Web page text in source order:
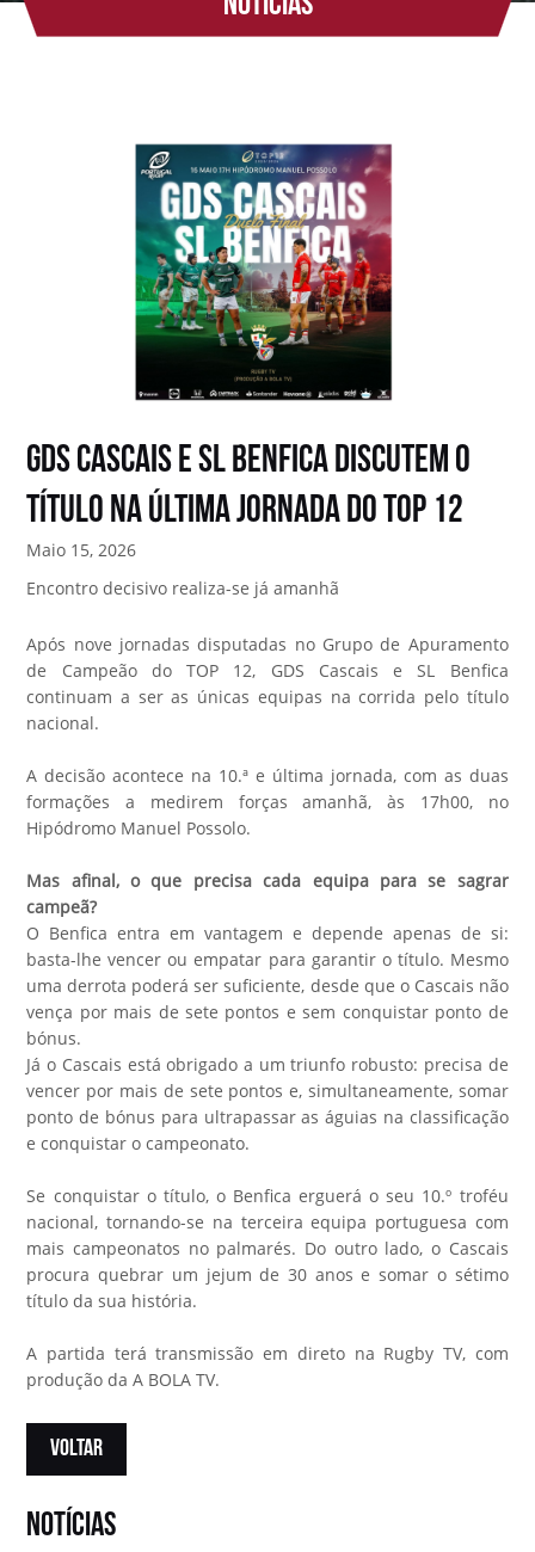
GDS Cascais e SL Benfica discutem o
título na última jornada do TOP 12
Maio 15, 2026
Encontro decisivo realiza-se já amanhã
Após nove jornadas disputadas no Grupo de Apuramento
de Campeão do TOP 12, GDS Cascais e SL Benfica
continuam a ser as únicas equipas na corrida pelo título
nacional.
A decisão acontece na 10.ª e última jornada, com as duas
formações a medirem forças amanhã, às 17h00, no
Hipódromo Manuel Possolo.
Mas afinal, o que precisa cada equipa para se sagrar
campeã?
O Benfica entra em vantagem e depende apenas de si:
basta-lhe vencer ou empatar para garantir o título. Mesmo
uma derrota poderá ser suficiente, desde que o Cascais não
vença por mais de sete pontos e sem conquistar ponto de
bónus.
Já o Cascais está obrigado a um triunfo robusto: precisa de
vencer por mais de sete pontos e, simultaneamente, somar
ponto de bónus para ultrapassar as águias na classificação
e conquistar o campeonato.
Se conquistar o título, o Benfica erguerá o seu 10.º troféu
nacional, tornando-se na terceira equipa portuguesa com
mais campeonatos no palmarés. Do outro lado, o Cascais
procura quebrar um jejum de 30 anos e somar o sétimo
título da sua história.
A partida terá transmissão em direto na Rugby TV, com
produção da A BOLA TV.
VOLTAR
notícias